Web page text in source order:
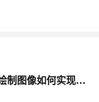
HTML的canvas元素使用JavaScript在网页上绘制图像如何实现呢？